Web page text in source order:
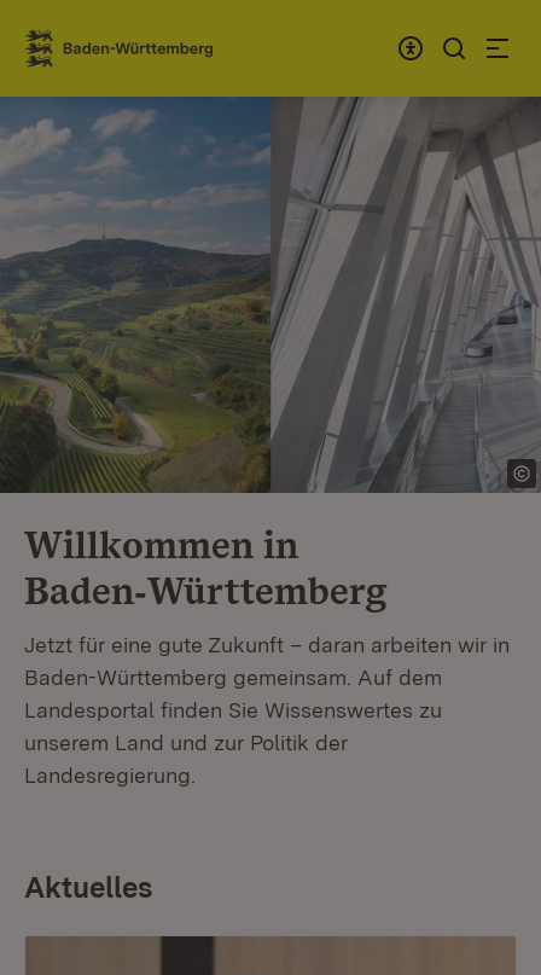
Zum Inhalt springen
Link zur Startseite
Willkommen in
Baden‑Württemberg
Jetzt für eine gute Zukunft – daran arbeiten wir in
Baden-Württemberg gemeinsam. Auf dem
Landesportal finden Sie Wissenswertes zu
unserem Land und zur Politik der
Landesregierung.
Aktuelles